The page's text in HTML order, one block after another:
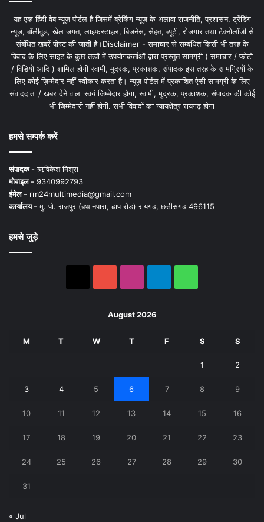
यह एक हिंदी वेब न्यूज़ पोर्टल है जिसमें ब्रेकिंग न्यूज़ के अलावा राजनीति, प्रशासन, ट्रेंडिंग
न्यूज, बॉलीवुड, खेल जगत, लाइफस्टाइल, बिजनेस, सेहत, ब्यूटी, रोजगार तथा टेक्नोलॉजी से
संबंधित खबरें पोस्ट की जाती है।Disclaimer - समाचार से सम्बंधित किसी भी तरह के
विवाद के लिए साइट के कुछ तत्वों में उपयोगकर्ताओं द्वारा प्रस्तुत सामग्री ( समाचार / फोटो
/ विडियो आदि ) शामिल होगी स्वामी, मुद्रक, प्रकाशक, संपादक इस तरह के सामग्रियों के
लिए कोई ज़िम्मेदार नहीं स्वीकार करता है। न्यूज़ पोर्टल में प्रकाशित ऐसी सामग्री के लिए
संवाददाता / खबर देने वाला स्वयं जिम्मेदार होगा, स्वामी, मुद्रक, प्रकाशक, संपादक की कोई
भी जिम्मेदारी नहीं होगी. सभी विवादों का न्यायक्षेत्र रायगढ़ होगा
हमसे सम्पर्क करें
संपादक -ऋषिकेश मिश्रा
मोबाइल - 9340992793
ईमेल - rm24multimedia@gmail.com
कार्यालय -मु. पो. राजपुर (बथानपारा, ढाप रोड) रायगढ़, छत्तीसगढ़ 496115
हमसे जुड़े
August 2026
M T W T F S S
1 2
3 4 5 6 7 8 9
10 11 12 13 14 15 16
17 18 19 20 21 22 23
24 25 26 27 28 29 30
31
« Jul